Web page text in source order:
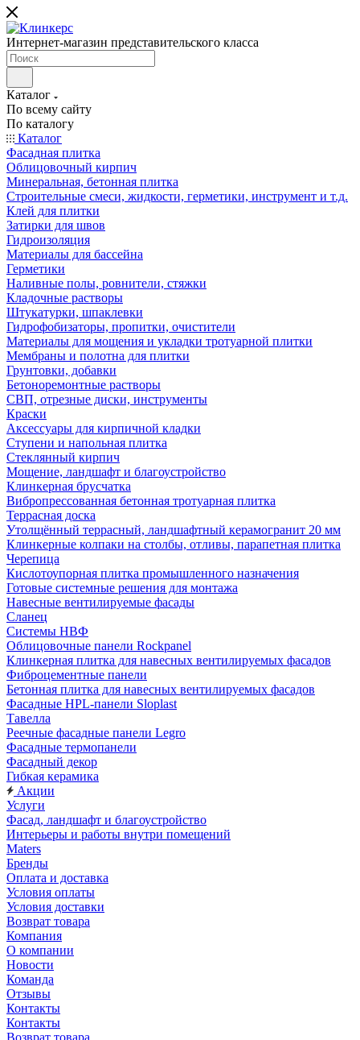
Интернет-магазин представительского класса
Каталог
По всему сайту
По каталогу
Каталог
Фасадная плитка
Облицовочный кирпич
Минеральная, бетонная плитка
Строительные смеси, жидкости, герметики, инструмент и т.д.
Клей для плитки
Затирки для швов
Гидроизоляция
Материалы для бассейна
Герметики
Наливные полы, ровнители, стяжки
Кладочные растворы
Штукатурки, шпаклевки
Гидрофобизаторы, пропитки, очистители
Материалы для мощения и укладки тротуарной плитки
Мембраны и полотна для плитки
Грунтовки, добавки
Бетоноремонтные растворы
СВП, отрезные диски, инструменты
Краски
Аксессуары для кирпичной кладки
Ступени и напольная плитка
Cтеклянный кирпич
Мощение, ландшафт и благоустройство
Клинкерная брусчатка
Вибропрессованная бетонная тротуарная плитка
Террасная доска
Утолщённый террасный, ландшафтный керамогранит 20 мм
Клинкерные колпаки на столбы, отливы, парапетная плитка
Черепица
Кислотоупорная плитка промышленного назначения
Готовые системные решения для монтажа
Навесные вентилируемые фасады
Сланец
Системы НВФ
Облицовочные панели Rockpanel
Клинкерная плитка для навесных вентилируемых фасадов
Фиброцементные панели
Бетонная плитка для навесных вентилируемых фасадов
Фасадные HPL-панели Sloplast
Тавелла
Реечные фасадные панели Legro
Фасадные термопанели
Фасадный декор
Гибкая керамика
Акции
Услуги
Фасад, ландшафт и благоустройство
Интерьеры и работы внутри помещений
Maters
Бренды
Оплата и доставка
Условия оплаты
Условия доставки
Возврат товара
Компания
О компании
Новости
Команда
Отзывы
Контакты
Контакты
Возврат товара